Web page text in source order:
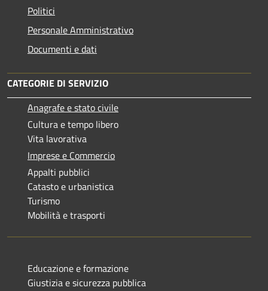
Politici
Personale Amministrativo
Documenti e dati
CATEGORIE DI SERVIZIO
Anagrafe e stato civile
Cultura e tempo libero
Vita lavorativa
Imprese e Commercio
Appalti pubblici
Catasto e urbanistica
Turismo
Mobilità e trasporti
Educazione e formazione
Giustizia e sicurezza pubblica